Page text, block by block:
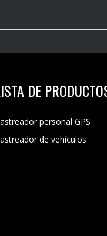
DE
personal GPS
de vehículos